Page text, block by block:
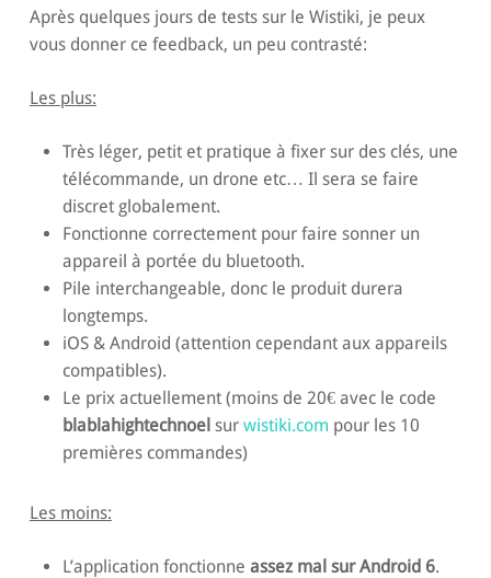
Après quelques jours de tests sur le Wistiki, je peux
vous donner ce feedback, un peu contrasté:
Les plus:
Très léger, petit et pratique à fixer sur des clés, une
télécommande, un drone etc… Il sera se faire
discret globalement.
Fonctionne correctement pour faire sonner un
appareil à portée du bluetooth.
Pile interchangeable, donc le produit durera
longtemps.
iOS & Android (attention cependant aux appareils
compatibles).
Le prix actuellement (moins de 20€ avec le code
blablahightechnoel sur wistiki.com pour les 10
premières commandes)
Les moins:
L’application fonctionne assez mal sur Android 6.